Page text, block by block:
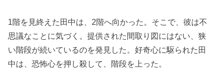
1階を見終えた田中は、2階へ向かった。そこで、彼は不
思議なことに気づく。提供された間取り図にはない、狭
い階段が続いているのを発見した。好奇心に駆られた田
中は、恐怖心を押し殺して、階段を上った。